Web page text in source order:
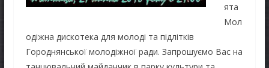
ята
Мол
одіжна дискотека для молоді та підлітків
Городнянської молодіжної ради. Запрошуємо Вас на